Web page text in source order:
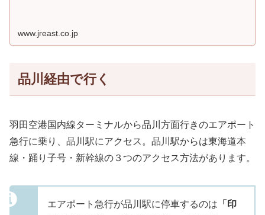
www.jreast.co.jp
品川経由で行く
羽田空港国内線ターミナルから品川方面行きのエアポート
急行に乗り、品川駅にアクセス。品川駅からは東海道本
線・踊り子号・新幹線の３つのアクセス方法があります。
エアポート急行が品川駅に停車するのは 「印